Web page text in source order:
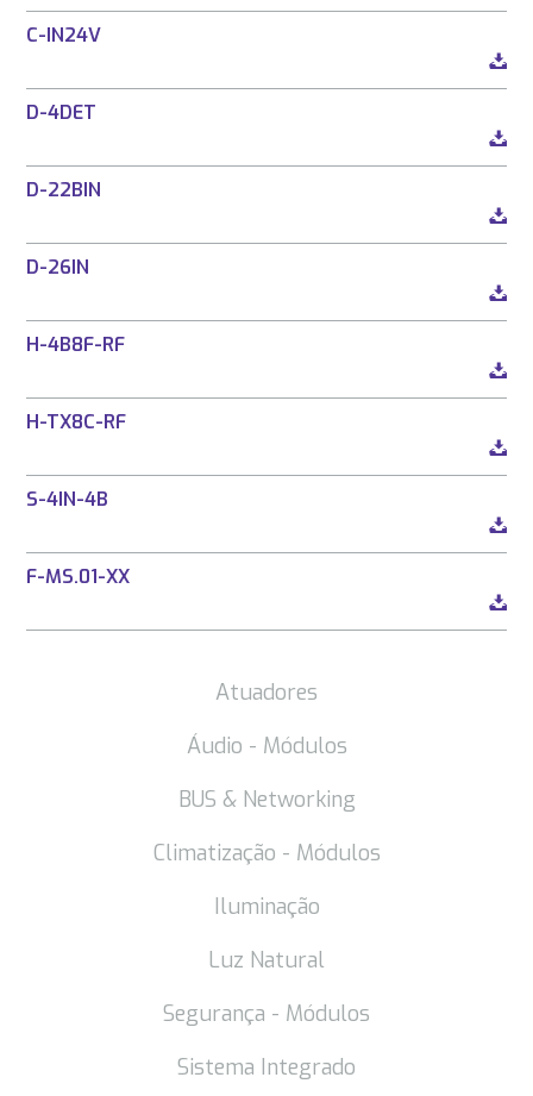
C-IN24V
D-4DET
D-22BIN
D-26IN
H-4B8F-RF
H-TX8C-RF
S-4IN-4B
F-MS.01-XX
Atuadores
Áudio - Módulos
BUS & Networking
Climatização - Módulos
Iluminação
Luz Natural
Segurança - Módulos
Sistema Integrado